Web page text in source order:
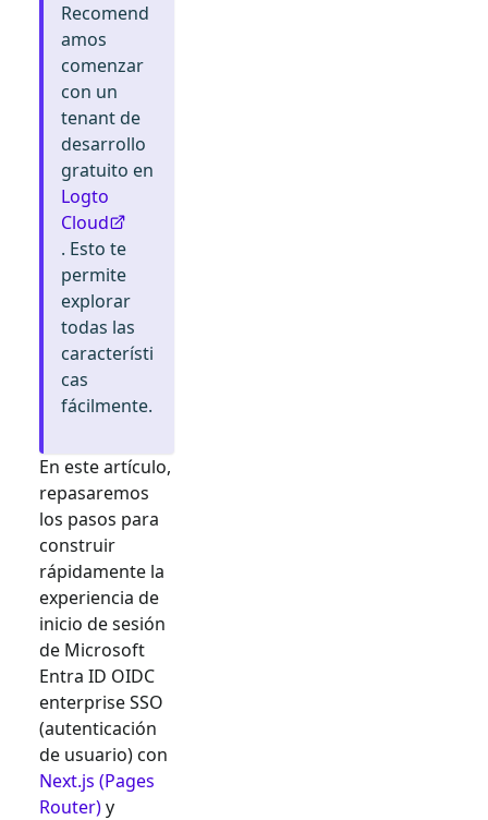
Recomend
amos
comenzar
con un
tenant de
desarrollo
gratuito en
Logto
Cloud
. Esto te
permite
explorar
todas las
característi
cas
fácilmente.
En este artículo,
repasaremos
los pasos para
construir
rápidamente la
experiencia de
inicio de sesión
de Microsoft
Entra ID OIDC
enterprise SSO
(autenticación
de usuario) con
Next.js (Pages
Router)y